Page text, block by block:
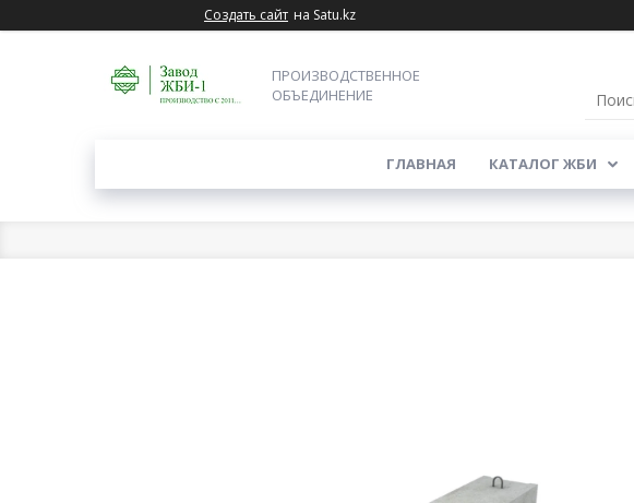
Создать сайт на Satu.kz
ПРОИЗВОДСТВЕННОЕ
ОБЪЕДИНЕНИЕ
ГЛАВНАЯ КАТАЛОГ ЖБИ